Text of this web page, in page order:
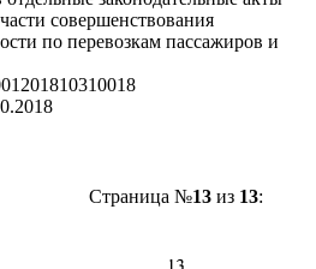
совершенствования
по перевозкам пассажиров и
Страница №13из 13: